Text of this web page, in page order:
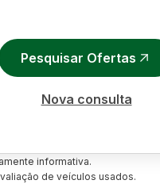
Pesquisar Ofertas
Nova consulta
informativa.
de veículos usados.